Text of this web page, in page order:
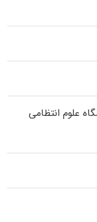
ﻋﻠﻮم انتظامی